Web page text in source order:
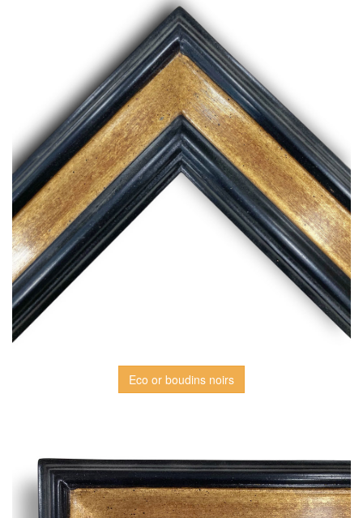
Eco or boudins noirs